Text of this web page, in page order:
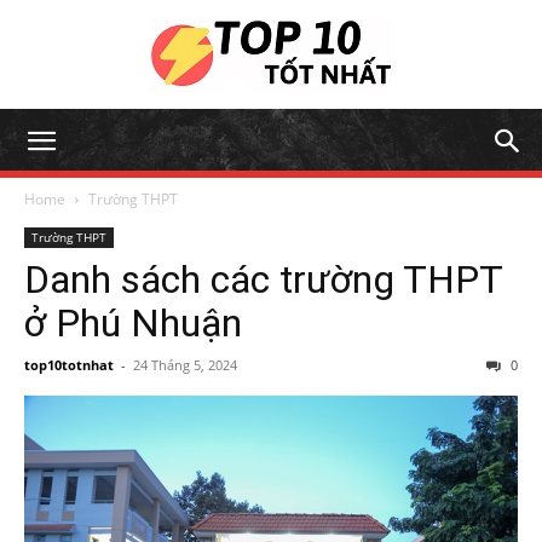
Home Trường THPT
Trường THPT
Danh sách các trường THPT
ở Phú Nhuận
top10totnhat - 24 Tháng 5, 2024 0